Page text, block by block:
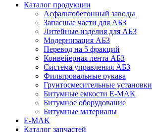
Каталог продукции
Асфальтобетонный заводы
Запасные части для АБЗ
Литейные изделия для АБЗ
Модернизация АБЗ
Перевод на 5 фракций
Конвейерная лента АБЗ
Система управления АБЗ
Фильтровальные рукава
Грунтосмесительные установки
Битумные емкости E-MAK
Битумное оборудование
Битумные материалы
E-MAK
Каталог запчастей